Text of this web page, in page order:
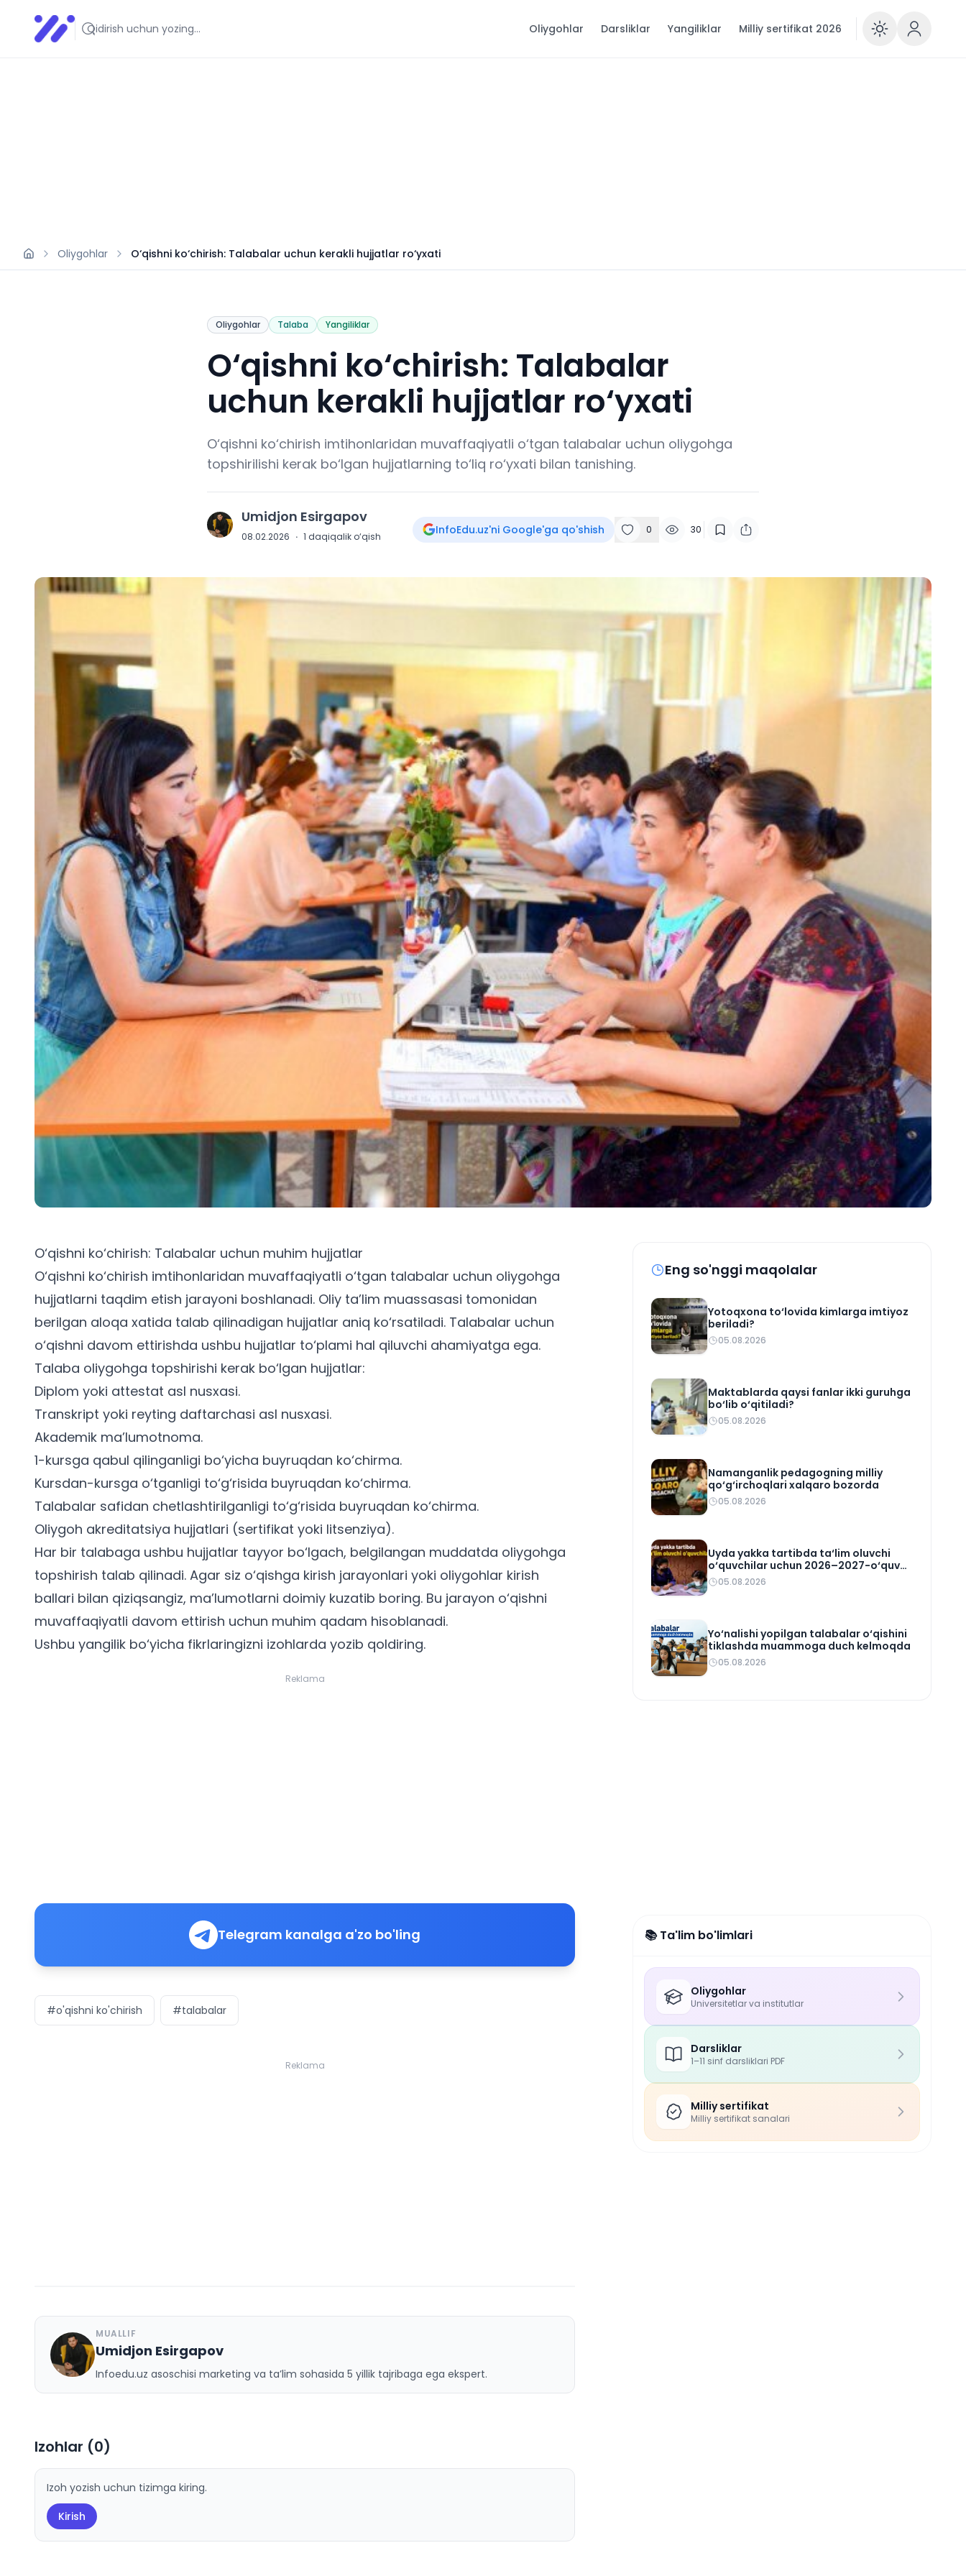
Infoedu
Ta&#039;lim xabarlari va yangiliklari Oliygohlar Darsliklar Yangiliklar Milliy sertifikat 2026
Oliygohlar O‘qishni ko‘chirish: Talabalar uchun kerakli hujjatlar ro‘yxati
Oliygohlar Talaba Yangiliklar
O‘qishni ko‘chirish: Talabalar
uchun kerakli hujjatlar ro‘yxati
O‘qishni ko‘chirish imtihonlaridan muvaffaqiyatli o‘tgan talabalar uchun oliygohga
topshirilishi kerak bo‘lgan hujjatlarning to‘liq ro‘yxati bilan tanishing.
U Umidjon Esirgapov
08.02.2026 · 1 daqiqalik o‘qish InfoEdu.uz'ni Google'ga qo'shish 0 30
O‘qishni ko‘chirish: Talabalar uchun muhim hujjatlar
O‘qishni ko‘chirish imtihonlaridan muvaffaqiyatli o‘tgan talabalar uchun oliygohga
hujjatlarni taqdim etish jarayoni boshlanadi. Oliy ta’lim muassasasi tomonidan
berilgan aloqa xatida talab qilinadigan hujjatlar aniq ko‘rsatiladi. Talabalar uchun
o‘qishni davom ettirishda ushbu hujjatlar to‘plami hal qiluvchi ahamiyatga ega.
Talaba oliygohga topshirishi kerak bo‘lgan hujjatlar:
Diplom yoki attestat asl nusxasi.
Transkript yoki reyting daftarchasi asl nusxasi.
Akademik ma’lumotnoma.
1-kursga qabul qilinganligi bo‘yicha buyruqdan ko‘chirma.
Kursdan-kursga o‘tganligi to‘g‘risida buyruqdan ko‘chirma.
Talabalar safidan chetlashtirilganligi to‘g‘risida buyruqdan ko‘chirma.
Oliygoh akreditatsiya hujjatlari (sertifikat yoki litsenziya).
Har bir talabaga ushbu hujjatlar tayyor bo‘lgach, belgilangan muddatda oliygohga
topshirish talab qilinadi. Agar siz o‘qishga kirish jarayonlari yoki oliygohlar kirish
ballari bilan qiziqsangiz, ma’lumotlarni doimiy kuzatib boring. Bu jarayon o‘qishni
muvaffaqiyatli davom ettirish uchun muhim qadam hisoblanadi.
Ushbu yangilik bo‘yicha fikrlaringizni izohlarda yozib qoldiring.
Reklama
Telegram kanalga a'zo bo'ling
#o'qishni ko'chirish #talabalar
Reklama
U
MUALLIF
Umidjon Esirgapov
Infoedu.uz asoschisi marketing va ta’lim sohasida 5 yillik tajribaga ega ekspert.
Izohlar (0)
Izoh yozish uchun tizimga kiring.
Kirish
Eng so'nggi maqolalar
Yotoqxona to‘lovida kimlarga imtiyoz
beriladi?
05.08.2026
Maktablarda qaysi fanlar ikki guruhga
bo‘lib o‘qitiladi?
05.08.2026
Namanganlik pedagogning milliy
qo‘g‘irchoqlari xalqaro bozorda
05.08.2026
Uyda yakka tartibda ta‘lim oluvchi
o‘quvchilar uchun 2026–2027-o‘quv
rejasi tasdiqlandi
05.08.2026
Yo‘nalishi yopilgan talabalar o‘qishini
tiklashda muammoga duch kelmoqda
05.08.2026
📚 Ta'lim bo'limlari
Oliygohlar
Universitetlar va institutlar
Darsliklar
1–11 sinf darsliklari PDF
Milliy sertifikat
Milliy sertifikat sanalari